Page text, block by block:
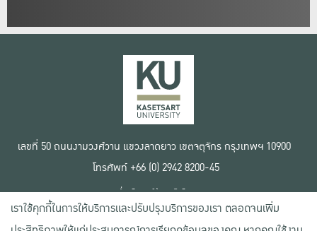
เลขที่ 50 ถนนงามวงศ์วาน แขวงลาดยาว เขตจตุจักร กรุงเทพฯ 10900
โทรศัพท์ +66 (0) 2942 8200-45
เงื่อนไขการใช้งานเว็บไซต์
ข้อตกลงด้านสิทธิ์ใช้งาน
นโยบายความเป็นส่วนตัว
เราใช้คุกกี้ในการให้บริการและปรับปรุงบริการของเรา ตลอดจนเพิ่ม